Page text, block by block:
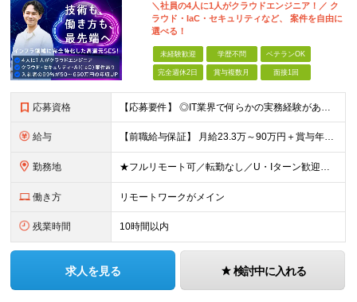
＼社員の4人に1人がクラウドエンジニア！／ ク
ラウド・IaC・セキュリティなど、 案件を自由に
選べる！
未経験歓迎 学歴不問 ベテランOK
完全週休2日 賞与複数月 面接1回
応募資格 【応募要件】 ◎IT業界で何らかの実務経験がある方 └2～3ヶ月の実務経験のある方は歓迎します！ 例）PCキッティングやモバイル通信基地局の業務経験者など インフラエンジニアとして経験のある方は、
給与 【前職給与保証】 月給23.3万～90万円＋賞与年2回＋インセンティブ ★年収1000万円以上の実績あり！ ※上記月給には月20～30時間分（2万9,300円～21万7,900円）の固定残業代を含み
勤務地 ★フルリモート可／転勤なし／U・Iターン歓迎★ ◎勤務地は相談の上、ご自宅近くに調整します！ 【勤務地】 本社、または東京／埼玉／千葉／神奈川／愛知／仙台のクライアント先 ◎完全在宅（フルリモート）
働き方 リモートワークがメイン
残業時間 10時間以内
求人を見る 検討中に入れる